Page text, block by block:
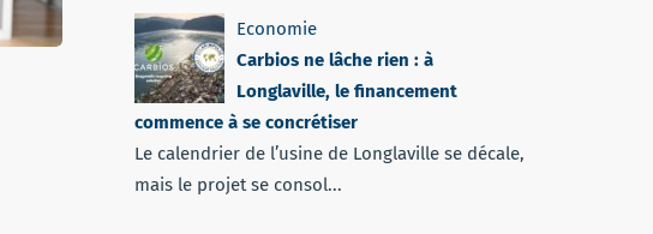
Economie
Carbios ne lâche rien : à
Longlaville, le financement
commence à se concrétiser
Le calendrier de l’usine de Longlaville se décale,
mais le projet se consol...